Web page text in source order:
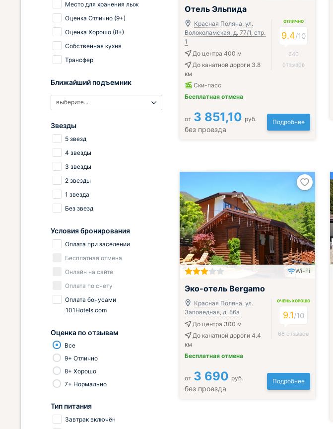
Отель Эльпида
Красная Поляна, ул.
Волоколамская, д. 77/1, cтр.
1
До центра 400 м
До канатной дороги 3.8
км
Ски-пасс
Бесплатная отмена
ОТЛИЧНО
9.4/10
640
отзывов
от 3 851,10 руб.
без проезда
Подробнее
Wi-Fi
Эко-отель Bergamo
Красная Поляна, ул.
Заповедная, д. 56а
До центра 300 м
До канатной дороги 4.4
км
Бесплатная отмена
ОЧЕНЬ ХОРОШО
9.1/10
68 отзывов
от 3 690 руб.
без проезда
Подробнее
Место для хранения лыж
Оценка Отлично (9+)
Оценка Хорошо (8+)
Собственная кухня
Трансфер
Ближайший подъемник
выберите...
Звезды
5 звезд
4 звезды
3 звезды
2 звезды
1 звезда
Без звезд
Условия бронирования
Оплата при заселении
Бесплатная отмена
Онлайн на сайте
Оплата по счету
Оплата бонусами
101Hotels.com
Оценка по отзывам
Все
9+ Отлично
8+ Хорошо
7+ Нормально
Тип питания
Завтрак включён